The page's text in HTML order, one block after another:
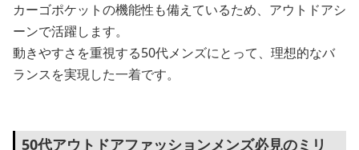
カーゴポケットの機能性も備えているため、アウトドアシ
ーンで活躍します。
動きやすさを重視する50代メンズにとって、理想的なバ
ランスを実現した一着です。
50代アウトドアファッションメンズ必見のミリ